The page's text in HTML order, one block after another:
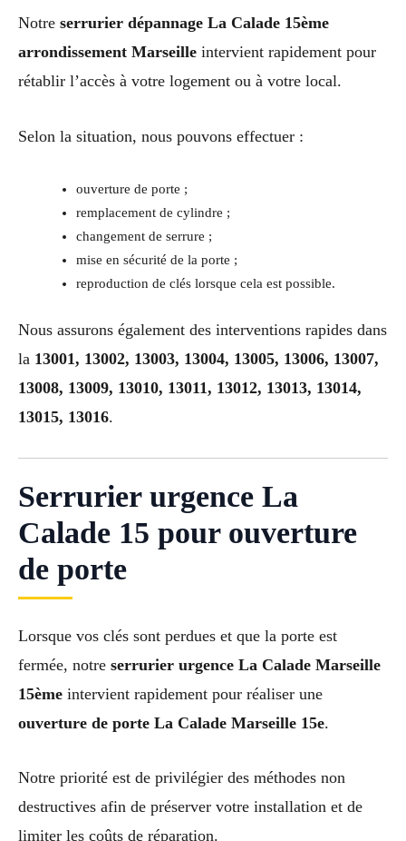
Notre serrurier dépannage La Calade 15ème
arrondissement Marseille intervient rapidement pour
rétablir l’accès à votre logement ou à votre local.
Selon la situation, nous pouvons effectuer :
ouverture de porte ;
remplacement de cylindre ;
changement de serrure ;
mise en sécurité de la porte ;
reproduction de clés lorsque cela est possible.
Nous assurons également des interventions rapides dans
la 13001, 13002, 13003, 13004, 13005, 13006, 13007,
13008, 13009, 13010, 13011, 13012, 13013, 13014,
13015, 13016.
Serrurier urgence La
Calade 15 pour ouverture
de porte
Lorsque vos clés sont perdues et que la porte est
fermée, notre serrurier urgence La Calade Marseille
15ème intervient rapidement pour réaliser une
ouverture de porte La Calade Marseille 15e.
Notre priorité est de privilégier des méthodes non
destructives afin de préserver votre installation et de
limiter les coûts de réparation.